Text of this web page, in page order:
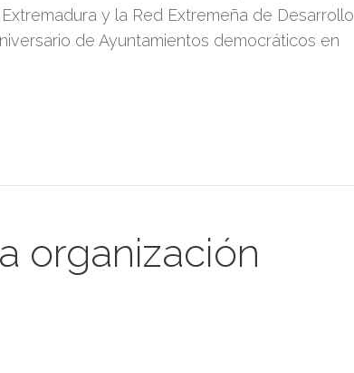
y la Red Extremeña de Desarrollo
de Ayuntamientos democráticos en
organización